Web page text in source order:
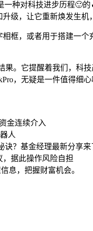
种对科技进步历程
级，让它重新焕发生机
框，或者用于搭建一
。它提醒着我们，
，无疑是一件值得细
金连续介入
人
诀？基金经理最新分享来
据此操作风险自担
息，把握财富机会。